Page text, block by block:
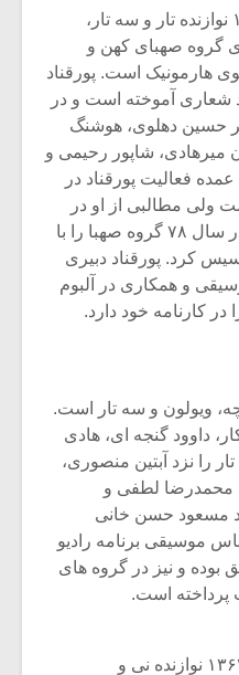
متولد سال ۱۳۶۰ نوازنده تار و سه تار،
گروه صهبای کهن و
هارمونیک است. پورقناد
شعاری آموخته است و در
حسین دهلوی، هوشنگ
میرهادی، شاپور رحیمی و
فعالیت پورقناد در
ولی مطالبی از او در
روزنامه ها منتشر میشود. او در سال ۷۸ گروه صهبا را با
کرد. پورقناد دبیری
و همکاری در آلبوم
در کارنامه خود دارد.
کمانچه، ویولون و سه تار است.
داوود گنجه ای، هادی
را نزد آبتین منصوری،
محمدرضا لطفی و
مسعود حسن خانی
موسیقی برنامه رادیو
بوده و نیز در گروه های
پرداخته است.
متولد سال ۱۳۶۲ نوازنده نی و